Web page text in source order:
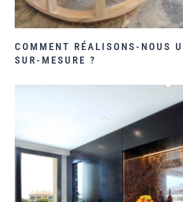
COMMENT RÉALISONS-NOUS
SUR-MESURE ?